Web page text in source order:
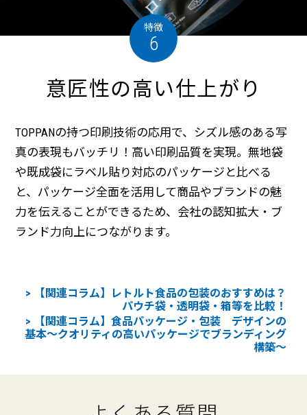
特徴
6
意匠性の高い仕上がり
TOPPANの持つ印刷技術の応用で、シズル感のある写
真の表現もバッチリ！高い印刷品質を実現。無地袋
や既成袋にラベル貼り対応のパッケージと比べる
と、パッケージ全面を活用して商品やブランドの魅
力を伝えることができるため、会社の認知拡大・ブ
ランド力向上につながります。
【関連コラム】レトルト食品の包装のおすすめは？
パウチ袋・透明袋・箱等を比較！
【関連コラム】食品パッケージ・包装 デザインの
基本～クオリティの高いパッケージでブランディング
構築～